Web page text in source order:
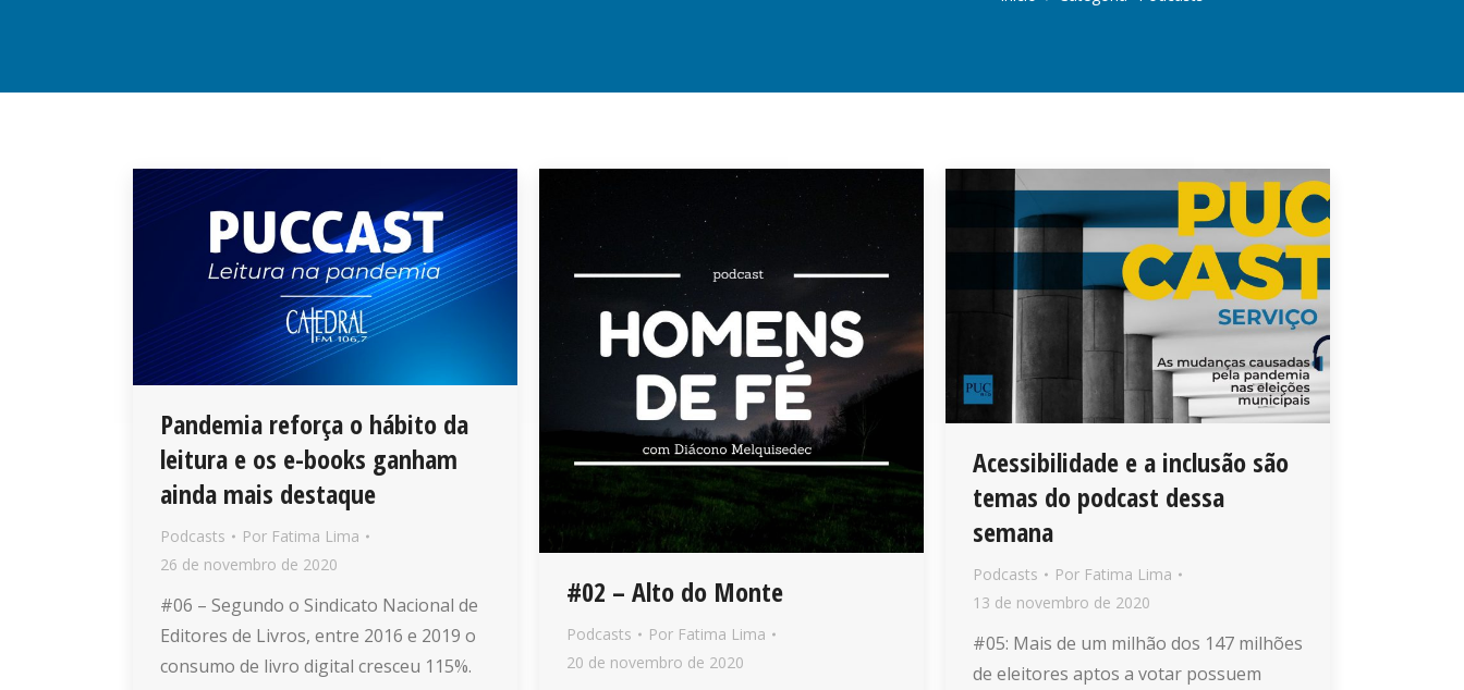
Pandemia reforça o hábito da
leitura e os e-books ganham
ainda mais destaque
Podcasts Por Fatima Lima
26 de novembro de 2020
#06 – Segundo o Sindicato Nacional de
Editores de Livros, entre 2016 e 2019 o
consumo de livro digital cresceu 115%.
#02 – Alto do Monte
Podcasts Por Fatima Lima
20 de novembro de 2020
Acessibilidade e a inclusão são
temas do podcast dessa
semana
Podcasts Por Fatima Lima
13 de novembro de 2020
#05: Mais de um milhão dos 147 milhões
de eleitores aptos a votar possuem